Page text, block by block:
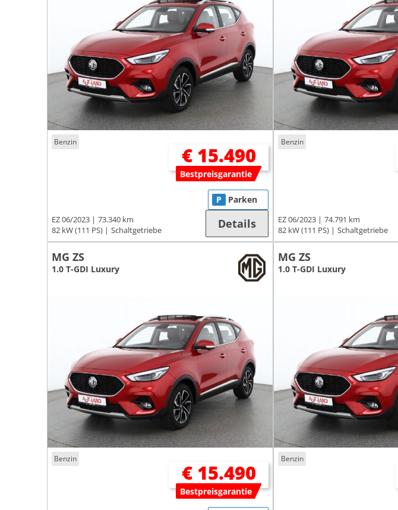
Benzin
€ 15.490
Bestpreisgarantie
EZ 06/2023
73.340 km
82 kW (111 PS)
Schaltgetriebe
P Parken
Details
Benzin
EZ 06/2023
74.791 km
82 kW (111 PS)
Schaltgetriebe
MG ZS
1.0 T-GDI Luxury
Benzin
€ 15.490
Bestpreisgarantie
MG ZS
1.0 T-GDI Luxury
Benzin